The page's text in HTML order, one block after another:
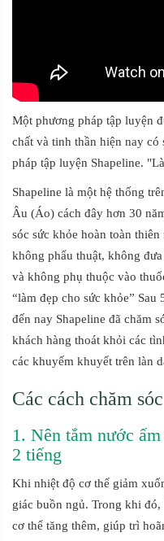
Một phương pháp tập luyện
chất và tinh thần hiện nay
pháp tập luyện Shapeline.
Shapeline là một hệ thống
Âu (Áo) cách đây hơn 30
sóc sức khỏe hoàn toàn
không phẩu thuật, không
và không phụ thuộc vào
“làm đẹp cho sức khỏe”
đến nay Shapeline đã chăm
khách hàng thoát khỏi các
các khuyếm khuyết trên làn
Các cách chăm
1. Nên tắm nước
2 tiếng
Khi nhiệt độ cơ thể giảm
giác buồn ngủ. Trong khi
cơ thể tăng thêm, giúp trì